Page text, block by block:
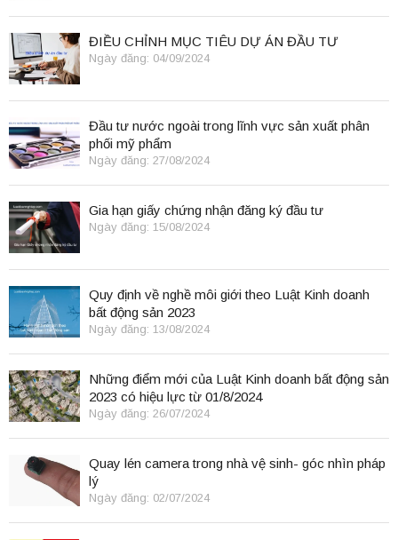
ĐIỀU CHỈNH MỤC TIÊU DỰ ÁN ĐẦU TƯ
Ngày đăng: 04/09/2024
Đầu tư nước ngoài trong lĩnh vực sản xuất phân
phối mỹ phẩm
Ngày đăng: 27/08/2024
Gia hạn giấy chứng nhận đăng ký đầu tư
Ngày đăng: 15/08/2024
Quy định về nghề môi giới theo Luật Kinh doanh
bất động sản 2023
Ngày đăng: 13/08/2024
Những điểm mới của Luật Kinh doanh bất động sản
2023 có hiệu lực từ 01/8/2024
Ngày đăng: 26/07/2024
Quay lén camera trong nhà vệ sinh- góc nhìn pháp
lý
Ngày đăng: 02/07/2024